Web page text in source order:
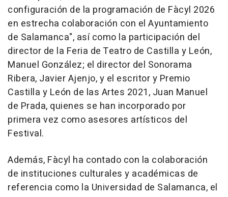
configuración de la programación de Fàcyl 2026
en estrecha colaboración con el Ayuntamiento
de Salamanca", así como la participación del
director de la Feria de Teatro de Castilla y León,
Manuel González; el director del Sonorama
Ribera, Javier Ajenjo, y el escritor y Premio
Castilla y León de las Artes 2021, Juan Manuel
de Prada, quienes se han incorporado por
primera vez como asesores artísticos del
Festival.
Además, Fàcyl ha contado con la colaboración
de instituciones culturales y académicas de
referencia como la Universidad de Salamanca, el